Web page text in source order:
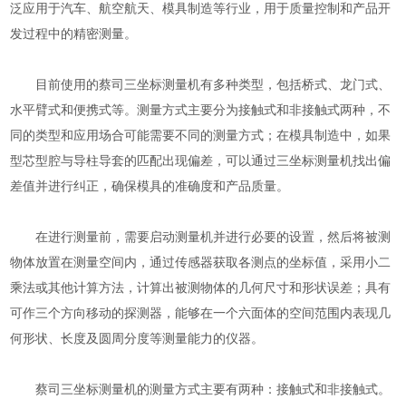
泛应用于汽车、航空航天、模具制造等行业，用于质量控制和产品开
发过程中的精密测量。
目前使用的蔡司三坐标测量机有多种类型，包括桥式、龙门式、
水平臂式和便携式等。测量方式主要分为接触式和非接触式两种，不
同的类型和应用场合可能需要不同的测量方式；在模具制造中，如果
型芯型腔与导柱导套的匹配出现偏差，可以通过三坐标测量机找出偏
差值并进行纠正，确保模具的准确度和产品质量。
在进行测量前，需要启动测量机并进行必要的设置，然后将被测
物体放置在测量空间内，通过传感器获取各测点的坐标值，采用小二
乘法或其他计算方法，计算出被测物体的几何尺寸和形状误差；具有
可作三个方向移动的探测器，能够在一个六面体的空间范围内表现几
何形状、长度及圆周分度等测量能力的仪器。
蔡司三坐标测量机的测量方式主要有两种：接触式和非接触式。